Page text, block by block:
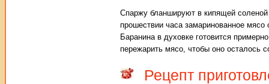
Спаржу бланшируют в кипящей соленой
прошествии часа замаринованное
Баранина в духовке готовится
пережарить мясо, чтобы оно
Рецепт